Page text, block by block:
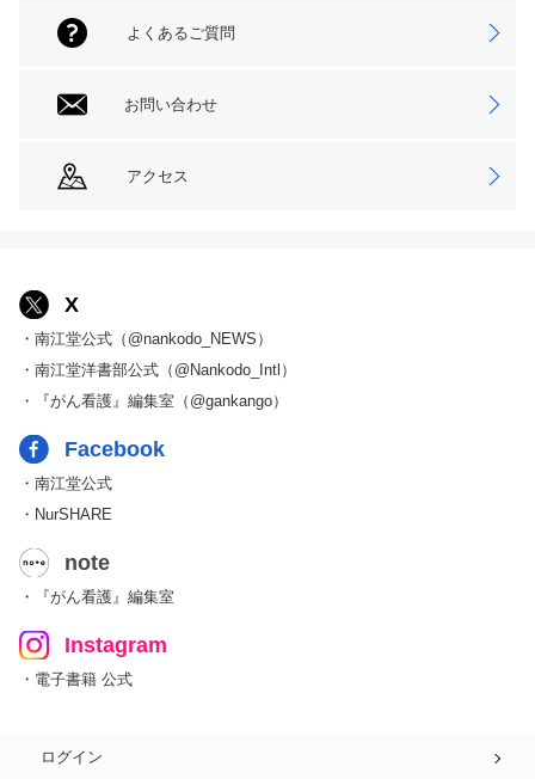
よくあるご質問
お問い合わせ
アクセス
X
・南江堂公式（@nankodo_NEWS）
・南江堂洋書部公式（@Nankodo_Intl）
・『がん看護』編集室（@gankango）
Facebook
・南江堂公式
・NurSHARE
note
・『がん看護』編集室
Instagram
・電子書籍 公式
ログイン